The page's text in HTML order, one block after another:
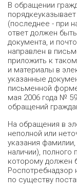
В обращении
(последнее - при
ответ должен
документа, и
направлен в
приложить к
и материалы в
указанные
письменной
мая 2006 года №
обращений
На обращения в
неполной или
указания
наличии), полного
которому должен
Роспотребнадзор
по существу